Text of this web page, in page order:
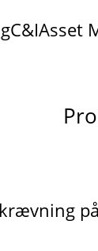
C&IAsset